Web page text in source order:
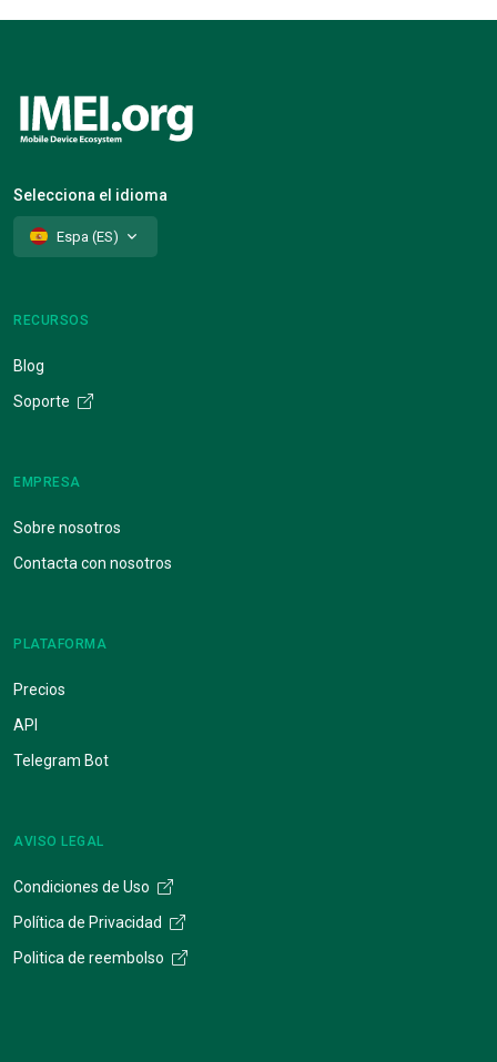
Selecciona el idioma
Espa (ES)
RECURSOS
Blog
Soporte
EMPRESA
Sobre nosotros
Contacta con nosotros
PLATAFORMA
Precios
API
Telegram Bot
AVISO LEGAL
Condiciones de Uso
Política de Privacidad
Politica de reembolso